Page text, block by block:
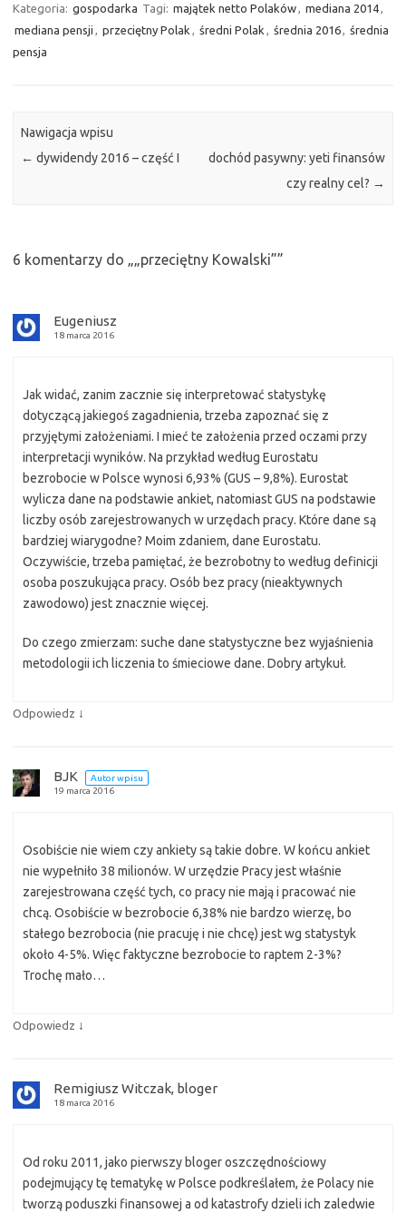
Kategoria: gospodarka Tagi: majątek netto Polaków, mediana 2014,
mediana pensji , przeciętny Polak , średni Polak , średnia 2016, średnia
pensja
Nawigacja wpisu
← dywidendy 2016 – część I
dochód pasywny: yeti finansów
czy realny cel? →
6 komentarzy do „„przeciętny Kowalski””
Eugeniusz
18 marca 2016
Jak widać, zanim zacznie się interpretować statystykę
dotyczącą jakiegoś zagadnienia, trzeba zapoznać się z
przyjętymi założeniami. I mieć te założenia przed oczami przy
interpretacji wyników. Na przykład według Eurostatu
bezrobocie w Polsce wynosi 6,93% (GUS – 9,8%). Eurostat
wylicza dane na podstawie ankiet, natomiast GUS na podstawie
liczby osób zarejestrowanych w urzędach pracy. Które dane są
bardziej wiarygodne? Moim zdaniem, dane Eurostatu.
Oczywiście, trzeba pamiętać, że bezrobotny to według definicji
osoba poszukująca pracy. Osób bez pracy (nieaktywnych
zawodowo) jest znacznie więcej.
Do czego zmierzam: suche dane statystyczne bez wyjaśnienia
metodologii ich liczenia to śmieciowe dane. Dobry artykuł.
Odpowiedz ↓
BJK
Autor wpisu
19 marca 2016
Osobiście nie wiem czy ankiety są takie dobre. W końcu ankiet
nie wypełniło 38 milionów. W urzędzie Pracy jest właśnie
zarejestrowana część tych, co pracy nie mają i pracować nie
chcą. Osobiście w bezrobocie 6,38% nie bardzo wierzę, bo
stałego bezrobocia (nie pracuję i nie chcę) jest wg statystyk
około 4-5%. Więc faktyczne bezrobocie to raptem 2-3%?
Trochę mało…
Odpowiedz ↓
Remigiusz Witczak, bloger
18 marca 2016
Od roku 2011, jako pierwszy bloger oszczędnościowy
podejmujący tę tematykę w Polsce podkreślałem, że Polacy nie
tworzą poduszki finansowej a od katastrofy dzieli ich zaledwie